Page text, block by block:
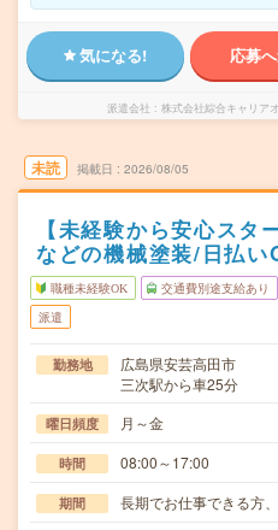
気になる! 応募
派遣会社 株式会社綜合キャリア
未読 掲載日 2026/08/05
【未経験から安心スタ
などの機械塗装/日払い
職種未経験OK 交通費別途支給あり
派遣
勤務地
広島県安芸高田市
三次駅から車25分
曜日頻度 月～金
時間 08:00～17:00
期間 長期でお仕事できる方